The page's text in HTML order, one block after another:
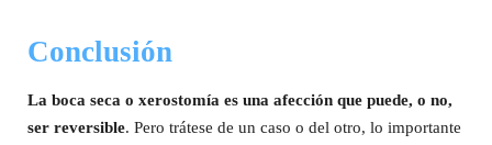
Conclusión
La boca seca o xerostomía es una afección que puede, o no,
ser reversible. Pero trátese de un caso o del otro, lo importante